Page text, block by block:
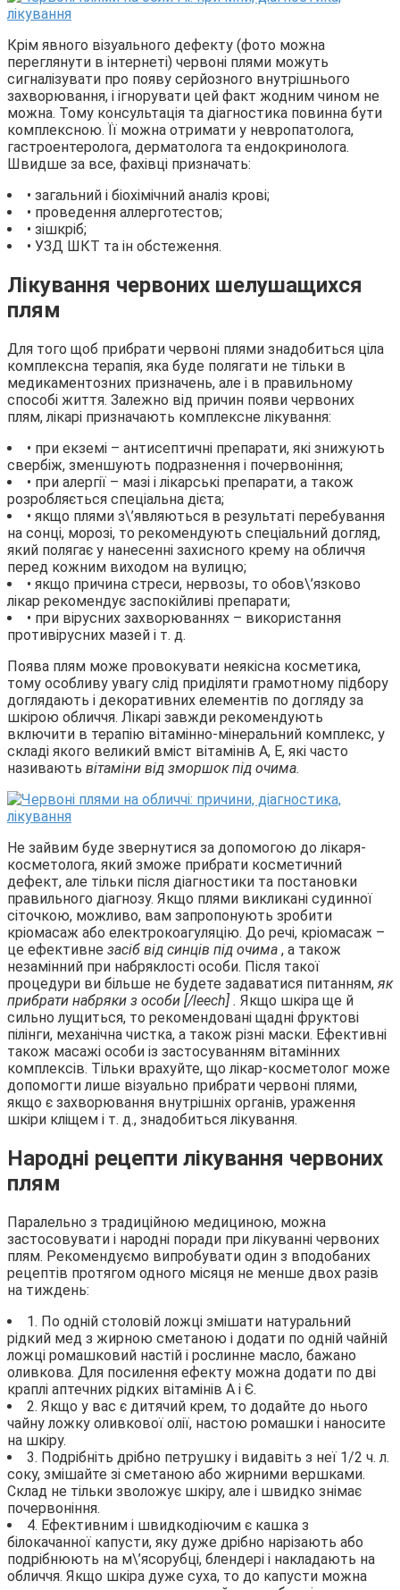
Крім явного візуального дефекту (фото можна
переглянути в інтернеті) червоні плями можуть
сигналізувати про появу серйозного внутрішнього
захворювання, і ігнорувати цей факт жодним чином не
можна. Тому консультація та діагностика повинна бути
комплексною. Її можна отримати у невропатолога,
гастроентеролога, дерматолога та ендокринолога.
Швидше за все, фахівці призначать:
• загальний і біохімічний аналіз крові;
• проведення аллерготестов;
• зішкріб;
• УЗД ШКТ та ін обстеження.
Лікування червоних шелушащихся
плям
Для того щоб прибрати червоні плями знадобиться ціла
комплексна терапія, яка буде полягати не тільки в
медикаментозних призначень, але і в правильному
способі життя. Залежно від причин появи червоних
плям, лікарі призначають комплексне лікування:
• при екземі – антисептичні препарати, які знижують
свербіж, зменшують подразнення і почервоніння;
• при алергії – мазі і лікарські препарати, а також
розробляється спеціальна дієта;
• якщо плями з\’являються в результаті перебування
на сонці, морозі, то рекомендують спеціальний догляд,
який полягає у нанесенні захисного крему на обличчя
перед кожним виходом на вулицю;
• якщо причина стреси, нервозы, то обов\’язково
лікар рекомендує заспокійливі препарати;
• при вірусних захворюваннях – використання
противірусних мазей і т. д.
Поява плям може провокувати неякісна косметика,
тому особливу увагу слід приділяти грамотному підбору
доглядають і декоративних елементів по догляду за
шкірою обличчя. Лікарі завжди рекомендують
включити в терапію вітамінно-мінеральний комплекс, у
складі якого великий вміст вітамінів А, Е, які часто
називають вітаміни від зморшок під очима.
Не зайвим буде звернутися за допомогою до лікаря-
косметолога, який зможе прибрати косметичний
дефект, але тільки після діагностики та постановки
правильного діагнозу. Якщо плями викликані судинної
сіточкою, можливо, вам запропонують зробити
кріомасаж або електрокоагуляцію. До речі, кріомасаж –
це ефективне засіб від синців під очима , а також
незамінний при набряклості особи. Після такої
процедури ви більше не будете задаватися питанням,як
прибрати набряки з особи [/leech] . Якщо шкіра ще й
сильно лущиться, то рекомендовані щадні фруктові
пілінги, механічна чистка, а також різні маски. Ефективні
також масажі особи із застосуванням вітамінних
комплексів. Тільки врахуйте, що лікар-косметолог може
допомогти лише візуально прибрати червоні плями,
якщо є захворювання внутрішніх органів, ураження
шкіри кліщем і т. д., знадобиться лікування.
Народні рецепти лікування червоних
плям
Паралельно з традиційною медициною, можна
застосовувати і народні поради при лікуванні червоних
плям. Рекомендуємо випробувати один з вподобаних
рецептів протягом одного місяця не менше двох разів
на тиждень:
1. По одній столовій ложці змішати натуральний
рідкий мед з жирною сметаною і додати по одній чайній
ложці ромашковий настій і рослинне масло, бажано
оливкова. Для посилення ефекту можна додати по дві
краплі аптечних рідких вітамінів А і Є.
2. Якщо у вас є дитячий крем, то додайте до нього
чайну ложку оливкової олії, настою ромашки і наносите
на шкіру.
3. Подрібніть дрібно петрушку і видавіть з неї 1/2 ч. л.
соку, змішайте зі сметаною або жирними вершками.
Склад не тільки зволожує шкіру, але і швидко знімає
почервоніння.
4. Ефективним і швидкодіючим є кашка з
білокачанної капусти, яку дуже дрібно нарізають або
подрібнюють на м\’ясорубці, блендері і накладають на
обличчя. Якщо шкіра дуже суха, то до капусти можна